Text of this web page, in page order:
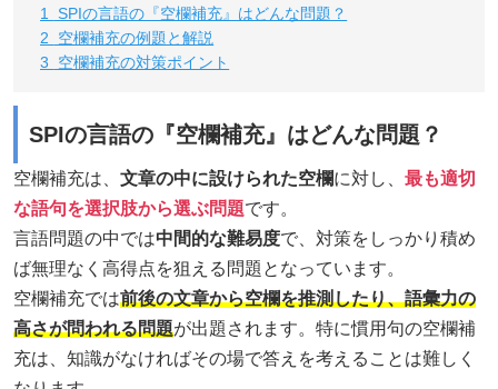
1
SPIの言語の『空欄補充』はどんな問題？
2
空欄補充の例題と解説
3
空欄補充の対策ポイント
SPIの言語の『空欄補充』はどんな問題？
空欄補充は、 文章の中に設けられた空欄に対し、 最も適切
な語句を選択肢から選ぶ問題です。
言語問題の中では中間的な難易度で、対策をしっかり積め
ば無理なく高得点を狙える問題となっています。
空欄補充では前後の文章から空欄を推測したり、語彙力の
高さが問われる問題が出題されます。特に慣用句の空欄補
充は、知識がなければその場で答えを考えることは難しく